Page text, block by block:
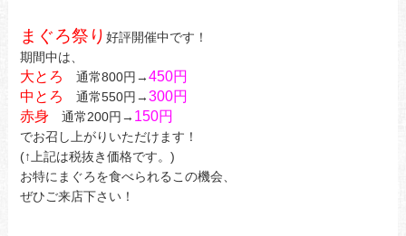
まぐろ祭り 好評開催中です！
期間中は、
大とろ 通常800円→450円
中とろ
通常550円→300円
赤身通常200円→ 150円
でお召し上がりいただけます！
(↑上記は税抜き価格です。)
お特にまぐろを食べられるこの機会、
ぜひご来店下さい！